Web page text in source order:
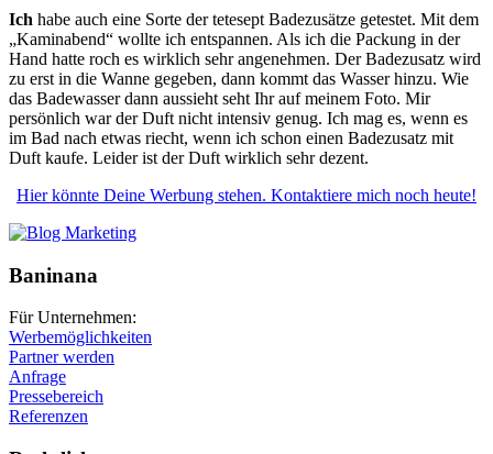
Ich habe auch eine Sorte der tetesept Badezusätze getestet. Mit dem
„Kaminabend“ wollte ich entspannen. Als ich die Packung in der
Hand hatte roch es wirklich sehr angenehmen. Der Badezusatz wird
zu erst in die Wanne gegeben, dann kommt das Wasser hinzu. Wie
das Badewasser dann aussieht seht Ihr auf meinem Foto. Mir
persönlich war der Duft nicht intensiv genug. Ich mag es, wenn es
im Bad nach etwas riecht, wenn ich schon einen Badezusatz mit
Duft kaufe. Leider ist der Duft wirklich sehr dezent.
Hier könnte Deine Werbung stehen. Kontaktiere mich noch heute!
Baninana
Für Unternehmen:
Werbemöglichkeiten
Partner werden
Anfrage
Pressebereich
Referenzen